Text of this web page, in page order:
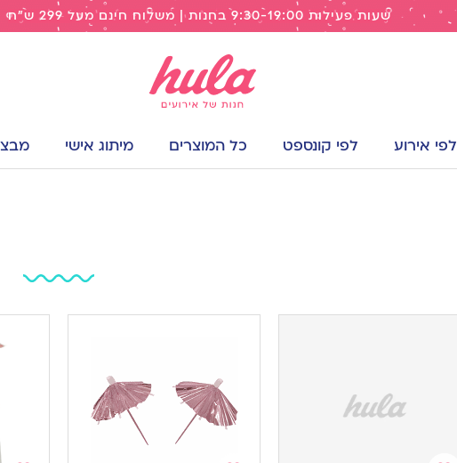
שעות פעילות 9:30-19:00 בחנות | משלוח חינם מעל 299 ש"ח
לפי אירוע לפי קונספט כל המוצרים מיתוג אישי